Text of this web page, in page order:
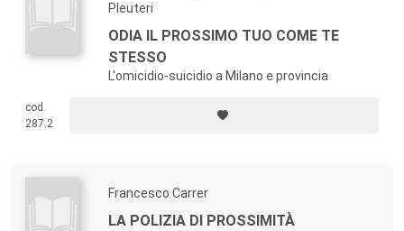
Pleuteri
ODIA IL PROSSIMO TUO COME TE
STESSO
L'omicidio-suicidio a Milano e provincia
cod.
287.2
Francesco Carrer
LA POLIZIA DI PROSSIMITÀ